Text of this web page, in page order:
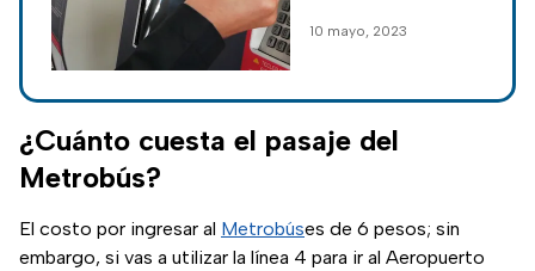
Metrobús CDMX
banco, aquí te
decimos los
detalles.
10 mayo, 2023
¿Cuánto cuesta el pasaje del
Metrobús?
El costo por ingresar al Metrobúses de 6 pesos; sin
embargo, si vas a utilizar la línea 4 para ir al Aeropuerto